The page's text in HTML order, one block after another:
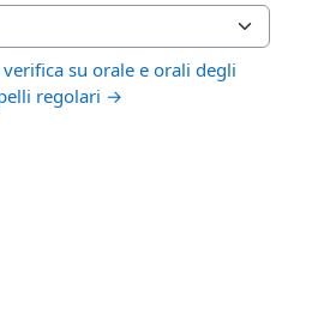
su orale e orali degli
regolari →